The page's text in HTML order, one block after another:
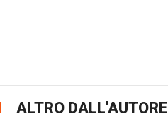
ALTRO DALL'AUTORE